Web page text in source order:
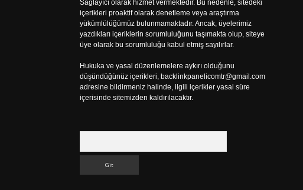
Sağlayıcı olarak hizmet vermektedir. Bu nedenle, sitedeki
içerikleri proaktif olarak denetleme veya araştırma
yükümlülüğümüz bulunmamaktadır. Ancak, üyelerimiz
yazdıkları içeriklerin sorumluluğunu taşımakta olup, siteye
üye olarak bu sorumluluğu kabul etmiş sayılırlar.
Hukuka ve yasal düzenlemelere aykırı olduğunu
düşündüğünüz içerikleri, backlinkpanelicomtr@gmail.com
adresine bildirmeniz halinde, ilgili içerikler yasal süre
içerisinde sitemizden kaldırılacaktır.